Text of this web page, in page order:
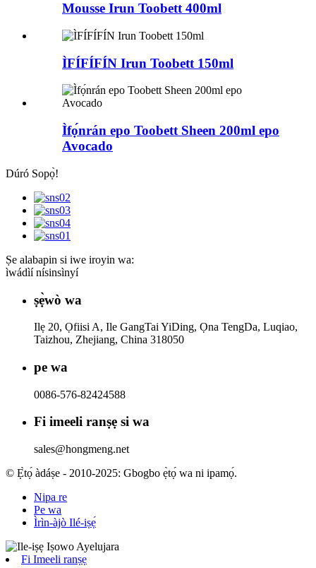
Mousse Irun Toobett 400ml
ÌFÍFÍFÍN Irun Toobett 150ml
Ìfọ́nrán epo Toobett Sheen 200ml epo
Avocado
Dúró Sopọ̀!
Ṣe alabapin si iwe iroyin wa:
ìwádìí nísinsìnyí
ṣẹ̀wò wa
Ilẹ 20, Ọfiisi A, Ile GangTai YiDing, Ọna TengDa, Luqiao,
Taizhou, Zhejiang, China 318050
pe wa
0086-576-82424588
Fi imeeli ranṣẹ si wa
sales@hongmeng.net
© Ẹ̀tọ́ àdáṣe - 2010-2025: Gbogbo ẹ̀tọ́ wa ni ipamọ́.
Nipa re
Pe wa
Ìrìn-àjò Ilé-iṣẹ́
Fi Imeeli ranṣẹ